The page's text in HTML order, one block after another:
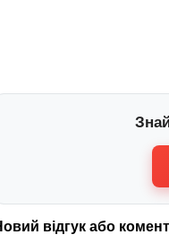
відгук або